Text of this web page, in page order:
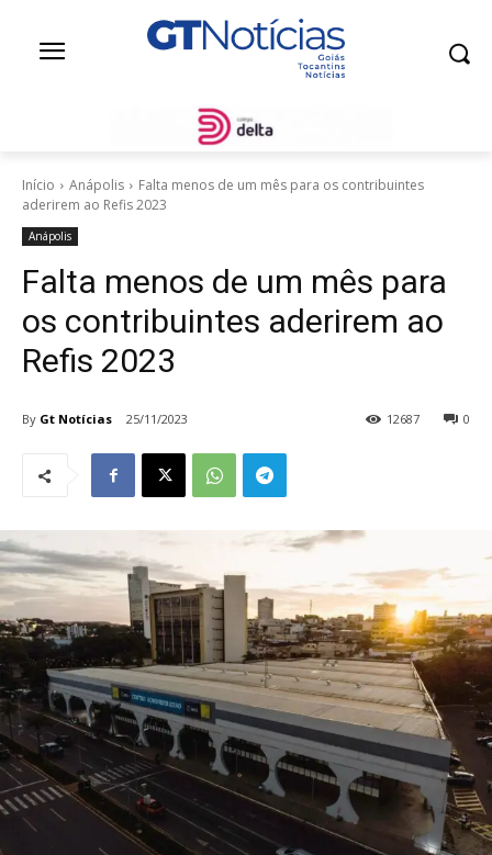
Início Anápolis
Falta menos de um mês para os contribuintes
aderirem ao Refis 2023
Anápolis
Falta menos de um mês para
os contribuintes aderirem ao
Refis 2023
By Gt Notícias 25/11/2023 0
12687